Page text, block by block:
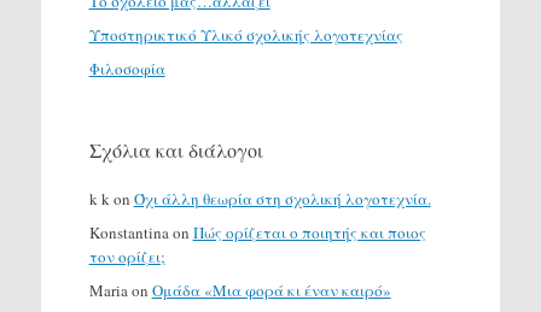
Υποστηρικτικό Υλικό σχολικής λογοτεχνίας
Φιλοσοφία
Σχόλια και διάλογοι
k kon Όχι άλλη θεωρία στη σχολική λογοτεχνία.
Konstantinaon Πώς ορίζεται ο ποιητής και ποιος
τον ορίζει;
Mariaon Ομάδα «Μια φορά κι έναν καιρό»